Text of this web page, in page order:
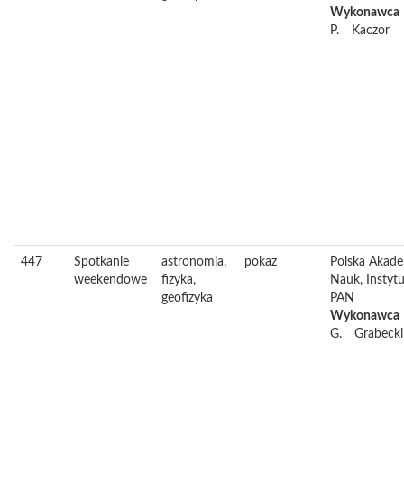
Wykonawca
P.
Kaczor
447
Spotkanie
weekendowe
astronomia,
fizyka,
geofizyka
pokaz
Polska
Nauk,
PAN
Wykonawca
G.
Grabecki